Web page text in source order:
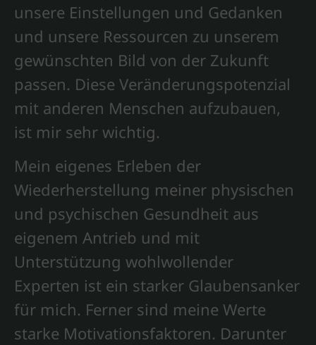
unsere Einstellungen und Gedanken
und unsere Ressourcen zu unserem
gewünschten Bild von der Zukunft
passen. Diese Veränderungspotenzial
mit anderen Menschen aufzubauen,
ist mir sehr wichtig.
Mein eigenes Erleben der
Wiederherstellung meiner physischen
und psychischen Gesundheit aus
eigenem Antrieb und mit
Unterstützung wohlwollender
Experten ist ein starker Glaubensanker
für mich. Ferner sind meine Werte
starke Motivationsfaktoren. Darunter